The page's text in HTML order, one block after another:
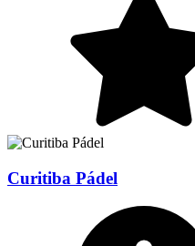
Curitiba Pádel